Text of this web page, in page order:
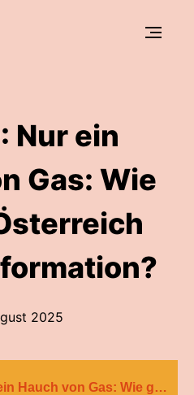
Nur ein
Gas: Wie
2025
DK149: Nur ein Hauch von Gas: Wie gelingt Österreich die Transformation?